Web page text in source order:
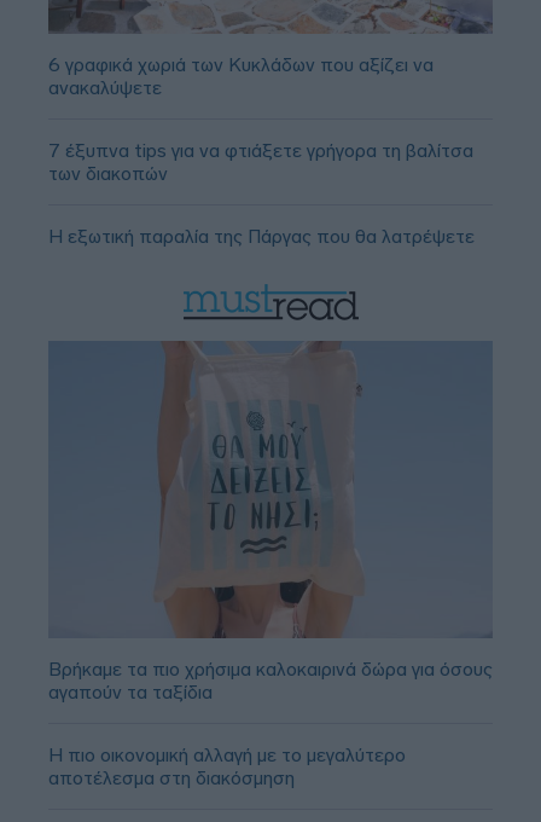
6 γραφικά χωριά των Κυκλάδων που αξίζει να
ανακαλύψετε
7 έξυπνα tips για να φτιάξετε γρήγορα τη βαλίτσα
των διακοπών
Η εξωτική παραλία της Πάργας που θα λατρέψετε
Βρήκαμε τα πιο χρήσιμα καλοκαιρινά δώρα για όσους
αγαπούν τα ταξίδια
Η πιο οικονομική αλλαγή με το μεγαλύτερο
αποτέλεσμα στη διακόσμηση